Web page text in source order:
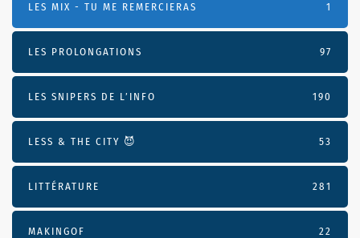
LES MIX - TU ME REMERCIERAS 1
LES PROLONGATIONS 97
LES SNIPERS DE L’INFO 190
LESS & THE CITY 😈 53
LITTÉRATURE 281
MAKINGOF 22